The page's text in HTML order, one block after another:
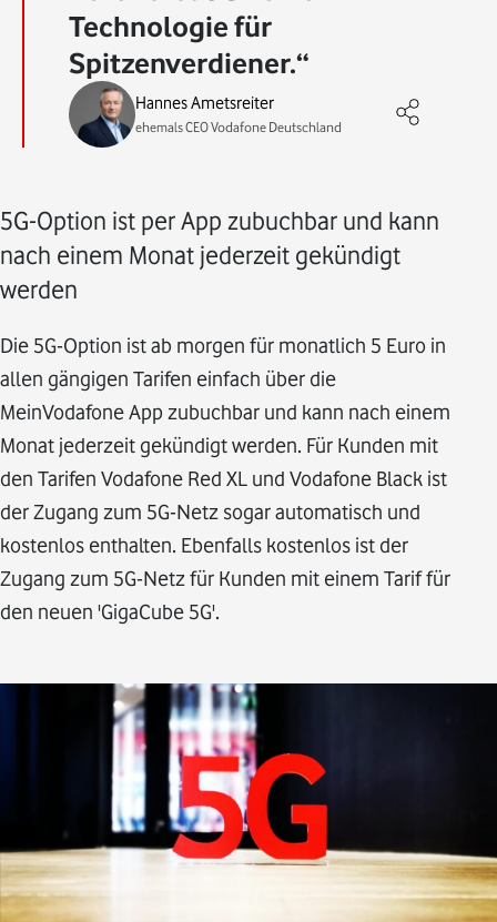
Technologie für
Spitzenverdiener.
Hannes Ametsreiter
ehemals CEO Vodafone Deutschland
5G-Option ist per App zubuchbar und kann
nach einem Monat jederzeit gekündigt
werden
Die 5G-Option ist ab morgen für monatlich 5 Euro in
allen gängigen Tarifen einfach über die
MeinVodafone App zubuchbar und kann nach einem
Monat jederzeit gekündigt werden. Für Kunden mit
den Tarifen Vodafone Red XL und Vodafone Black ist
der Zugang zum 5G-Netz sogar automatisch und
kostenlos enthalten. Ebenfalls kostenlos ist der
Zugang zum 5G-Netz für Kunden mit einem Tarif für
den neuen 'GigaCube 5G'.